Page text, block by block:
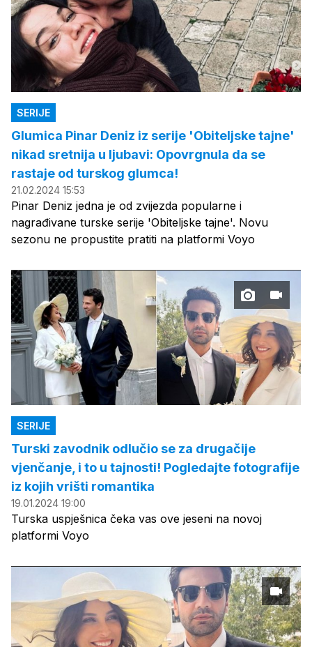
SERIJE
Glumica Pinar Deniz iz serije 'Obiteljske tajne'
nikad sretnija u ljubavi: Opovrgnula da se
rastaje od turskog glumca!
21.02.2024 15:53
Pinar Deniz jedna je od zvijezda popularne i
nagrađivane turske serije 'Obiteljske tajne'. Novu
sezonu ne propustite pratiti na platformi Voyo
SERIJE
Turski zavodnik odlučio se za drugačije
vjenčanje, i to u tajnosti! Pogledajte fotografije
iz kojih vrišti romantika
19.01.2024 19:00
Turska uspješnica čeka vas ove jeseni na novoj
platformi Voyo